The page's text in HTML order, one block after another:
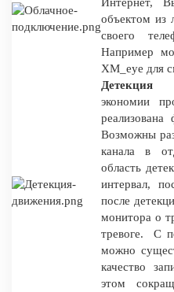
объектом
своего
Например
XM_eye для
экономии
Возможны
канала в
область
интервал,
после
монитора о
тревоге. С
можно
качество
этом